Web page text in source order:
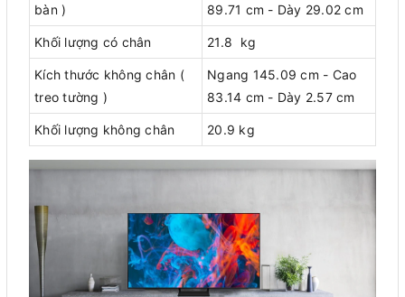
bàn )
89.71 cm - Dày 29.02 cm
Khối lượng có chân 21.8 kg
Kích thước không chân (
treo tường )
Ngang 145.09 cm - Cao
83.14 cm - Dày 2.57 cm
Khối lượng không chân 20.9 kg